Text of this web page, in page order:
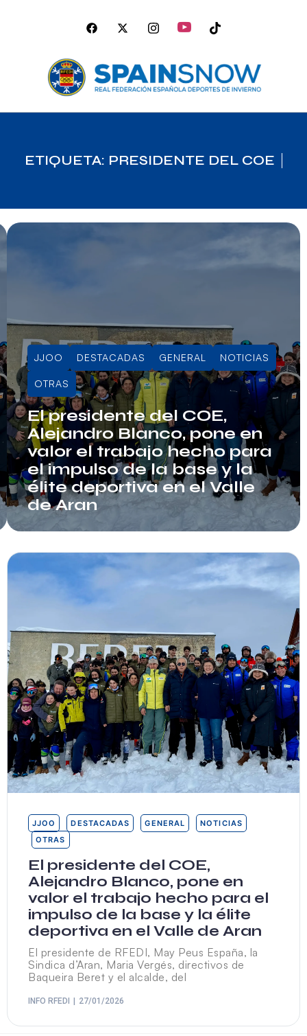
ETIQUETA: PRESIDENTE DEL COE
JJOO DESTACADAS GENERAL NOTICIAS
OTRAS
El presidente del COE,
Alejandro Blanco, pone en
valor el trabajo hecho para
el impulso de la base y la
élite deportiva en el Valle
de Aran
JJOO DESTACADAS GENERAL
NOTICIAS
OTRAS
El presidente del COE,
Alejandro Blanco, pone en
valor el trabajo hecho para el
impulso de la base y la élite
deportiva en el Valle de Aran
El presidente de RFEDI, May Peus España, la
Sindica d’Aran, Maria Vergés, directivos de
Baqueira Beret y el alcalde, del
INFO RFEDI 27/01/2026